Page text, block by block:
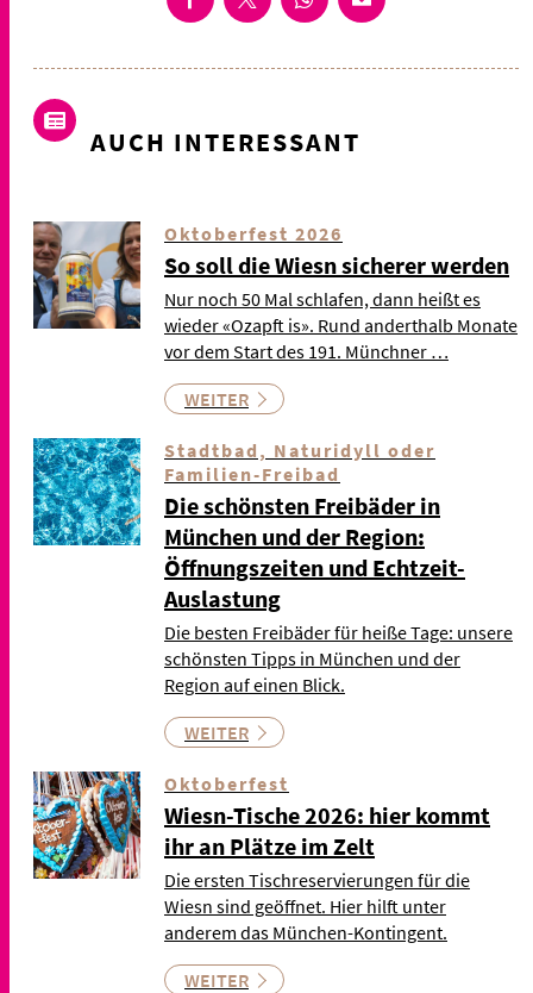
AUCH INTERESSANT
Oktoberfest 2026
So soll die Wiesn sicherer werden
Nur noch 50 Mal schlafen, dann heißt es
wieder «Ozapft is». Rund anderthalb Monate
vor dem Start des 191. Münchner …
WEITER
Stadtbad, Naturidyll oder
Familien-Freibad
Die schönsten Freibäder in
München und der Region:
Öffnungszeiten und Echtzeit-
Auslastung
Die besten Freibäder für heiße Tage: unsere
schönsten Tipps in München und der
Region auf einen Blick.
WEITER
Oktoberfest
Wiesn-Tische 2026: hier kommt
ihr an Plätze im Zelt
Die ersten Tischreservierungen für die
Wiesn sind geöffnet. Hier hilft unter
anderem das München-Kontingent.
WEITER